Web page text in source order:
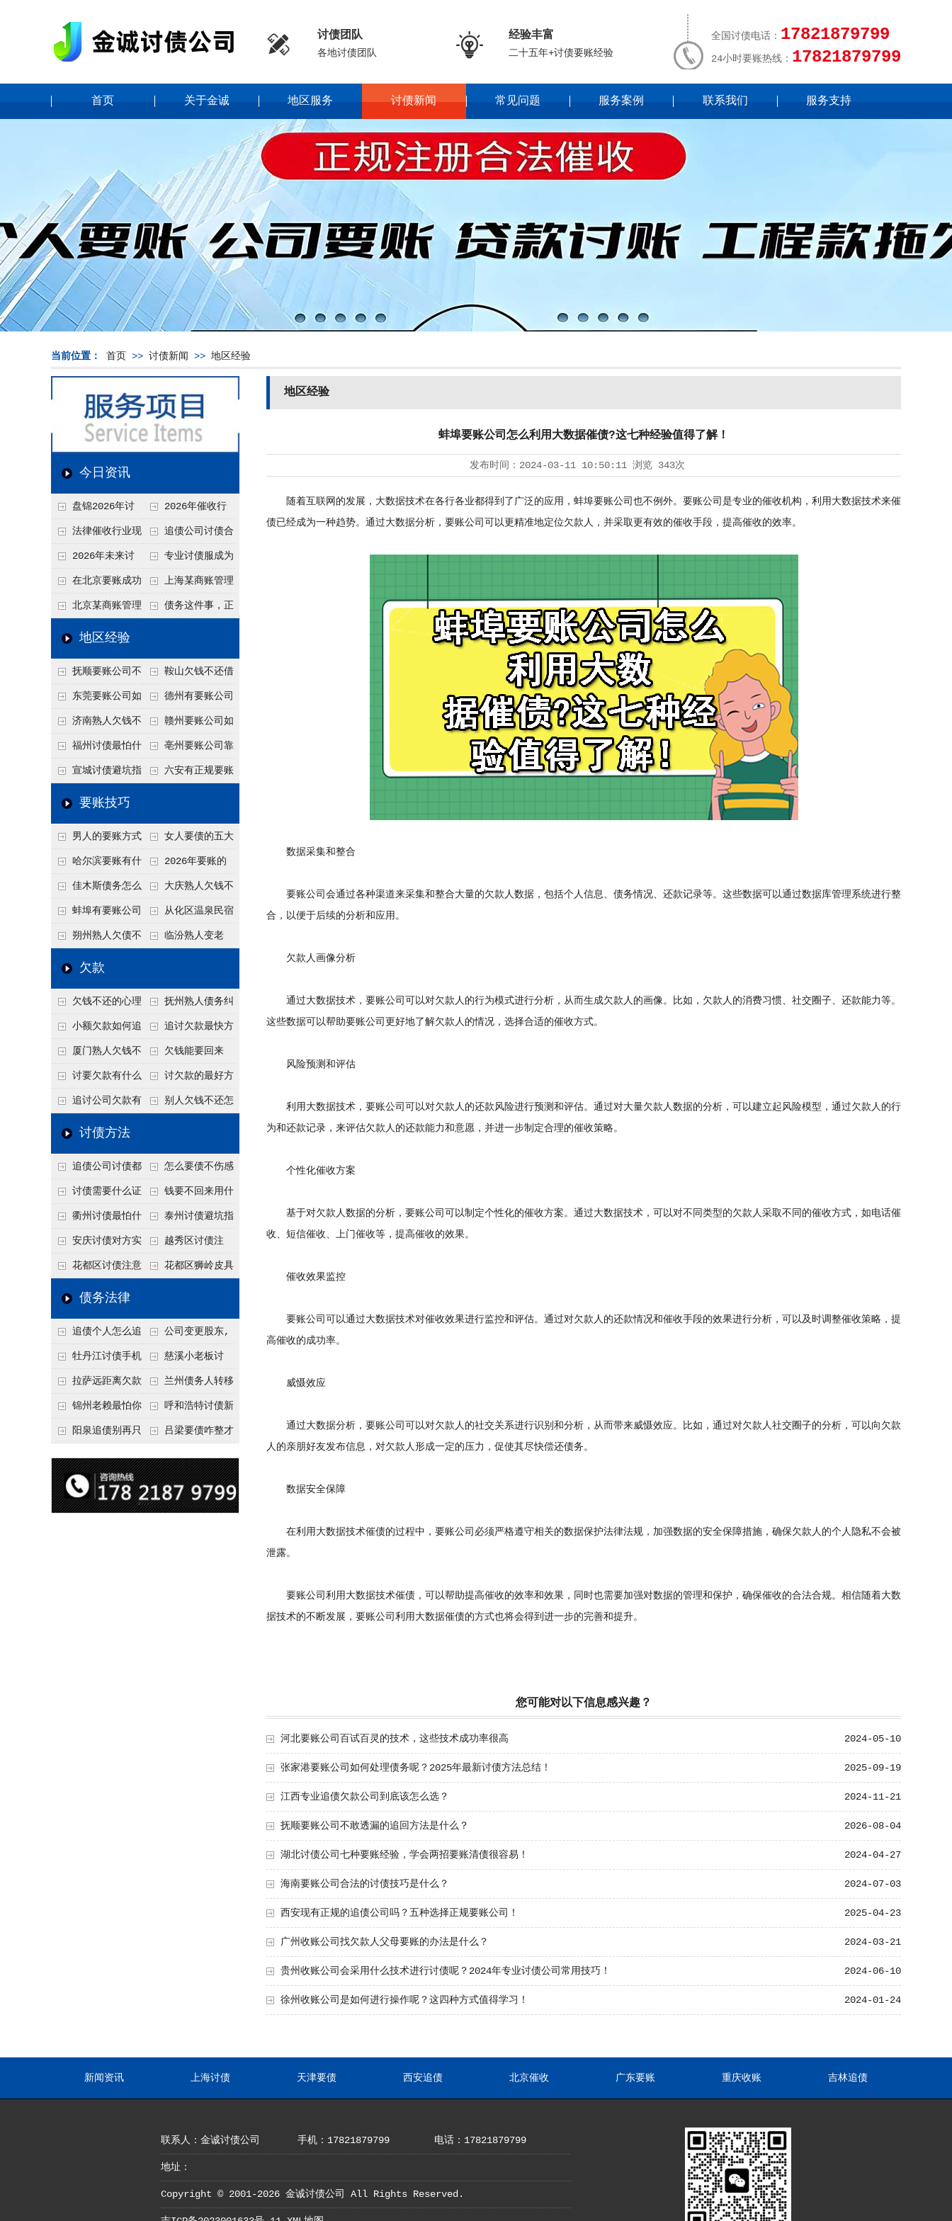
 讨债团队
各地讨债团队  经验丰富
二十五年+讨债要账经验
全国讨债电话： 17821879799
24小时要账热线： 17821879799
首页 关于金诚 地区服务 讨债新闻 常见问题 服务案例 联系我们 服务支持
当前位置： 首页 >> 讨债新闻 >> 地区经验
今日资讯
盘锦2026年讨
债新趋势
2026年催收行
业发展现状、竞争格
局及未来趋势分析
法律催收行业现
状、合规痛点与未来
发展趋势深度解析
追债公司讨债合
法方法总结
2026年未来讨
债要账公司发展趋势
专业讨债服成为
2026年的发展趋势
在北京要账成功
率高吗？未来追账公
司发展趋势引发行业
上海某商账管理
机构聚焦合规服务
北京某商账管理
服务机构持续提升合
力企业化解应收账款
难题
债务这件事，正
地区经验
抚顺要账公司不
敢透漏的追回方法是
什么？
鞍山欠钱不还借
口太多？2026年这3
句反问话术，直接把
他后路堵死
东莞要账公司如
何有效要账讨债？20
26年合法追债经验总
结！
德州有要账公司
吗？如何合法讨债才
不沾风险？
济南熟人欠钱不
还？
赣州要账公司如
何有效讨债？合法追
债四步秘籍
福州讨债最怕什
么？2026年这两个关
键细节，做错就很难
亳州要账公司靠
谱吗？合法讨债四步
宣城讨债避坑指
南：2026年这2个细
回！
六安有正规要账
要账技巧
男人的要账方式
是什么呢？
女人要债的五大
绝招,轻松搞定
哈尔滨要账有什
么合法手段？2026年
最新追账方式总结！
2026年要账的
七个小方法
佳木斯债务怎么
追回呢？2026年成功
要账就用这2招
大庆熟人欠钱不
还躲猫猫？2026年这
个“诉前调解”成功率
蚌埠有要账公司
吗？2026年这3个方
法比公司好使
从化区温泉民宿
老板借钱不还？2026
朔州熟人欠债不
还几年了，2026年用
死账变活
临汾熟人变老
打官司更好使
欠款
欠钱不还的心理
是什么？读懂欠款人
的心态催收事半功倍
抚州熟人债务纠
纷咋办？这一招好开
口
小额欠款如何追
讨
追讨欠款最快方
法是什么？
厦门熟人欠钱不
还？2026年合法秘
籍！
欠钱能要回来
吗？
讨要欠款有什么
好办法
讨欠款的最好方
法
追讨公司欠款有
哪些法律手段
别人欠钱不还怎
讨债方法
追债公司讨债都
有哪些手段
怎么要债不伤感
情？
讨债需要什么证
据
钱要不回来用什
么方法要回来
衢州讨债最怕什
么？2026年这两个关
键细节，做错就很难
泰州讨债避坑指
南：2026年这2个细
节不注意，钱很难要
安庆讨债对方实
在没钱咋办？
越秀区讨债注
意！没有借条只有微
花都区讨债注意
事项：空港物流园欠
节点”催收最有效
花都区狮岭皮具
3种合法追债路径
债务法律
追债个人怎么追
回呢？2026年最新绝
招选择！
公司变更股东,
变更前的债权债务谁
承担
牡丹江讨债手机
搞定：2026年线上立
案追债全流程，足不
出户
慈溪小老板讨
债，2026年这2个本
地行业协会出面，比
法院传票快
拉萨远距离欠款
对方在牧区联系不
上，2026年委托当地
兰州债务人转移
财产后申请破产，20
26年破产程序里还能
锦州老赖最怕你
懂这1条，2026
罪”详解，能判刑
呼和浩特讨债新
招：2026年用“律师
成本低见效快
阳泉追债别再只
类隐形财产（公积
金、保单）也能执行
吕梁要债咋整才
调解渠道，比找公司
强
地区经验
蚌埠要账公司怎么利用大数据催债?这七种经验值得了解！
发布时间： 2024-03-11 10:50:11 浏览 343次
随着互联网的发展，大数据技术在各行各业都得到了广泛的应用，蚌埠要账公司也不例外。要账公司是专业的催收机构，利用大数据技术来催
债已经成为一种趋势。通过大数据分析，要账公司可以更精准地定位欠款人，并采取更有效的催收手段，提高催收的效率。
数据采集和整合
要账公司会通过各种渠道来采集和整合大量的欠款人数据，包括个人信息、债务情况、还款记录等。这些数据可以通过数据库管理系统进行整
合，以便于后续的分析和应用。
欠款人画像分析
通过大数据技术，要账公司可以对欠款人的行为模式进行分析，从而生成欠款人的画像。比如，欠款人的消费习惯、社交圈子、还款能力等。
这些数据可以帮助要账公司更好地了解欠款人的情况，选择合适的催收方式。
风险预测和评估
利用大数据技术，要账公司可以对欠款人的还款风险进行预测和评估。通过对大量欠款人数据的分析，可以建立起风险模型，通过欠款人的行
为和还款记录，来评估欠款人的还款能力和意愿，并进一步制定合理的催收策略。
个性化催收方案
基于对欠款人数据的分析，要账公司可以制定个性化的催收方案。通过大数据技术，可以对不同类型的欠款人采取不同的催收方式，如电话催
收、短信催收、上门催收等，提高催收的效果。
催收效果监控
要账公司可以通过大数据技术对催收效果进行监控和评估。通过对欠款人的还款情况和催收手段的效果进行分析，可以及时调整催收策略，提
高催收的成功率。
威慑效应
通过大数据分析，要账公司可以对欠款人的社交关系进行识别和分析，从而带来威慑效应。比如，通过对欠款人社交圈子的分析，可以向欠款
人的亲朋好友发布信息，对欠款人形成一定的压力，促使其尽快偿还债务。
数据安全保障
在利用大数据技术催债的过程中，要账公司必须严格遵守相关的数据保护法律法规，加强数据的安全保障措施，确保欠款人的个人隐私不会被
泄露。
要账公司利用大数据技术催债，可以帮助提高催收的效率和效果，同时也需要加强对数据的管理和保护，确保催收的合法合规。相信随着大数
据技术的不断发展，要账公司利用大数据催债的方式也将会得到进一步的完善和提升。
您可能对以下信息感兴趣？
2024-05-10
河北要账公司百试百灵的技术，这些技术成功率很高
2025-09-19
张家港要账公司如何处理债务呢？2025年最新讨债方法总结！
2024-11-21
江西专业追债欠款公司到底该怎么选？
2026-08-04
抚顺要账公司不敢透漏的追回方法是什么？
2024-04-27
湖北讨债公司七种要账经验，学会两招要账清债很容易！
2024-07-03
海南要账公司合法的讨债技巧是什么？
2025-04-23
西安现有正规的追债公司吗？五种选择正规要账公司！
2024-03-21
广州收账公司找欠款人父母要账的办法是什么？
2024-06-10
贵州收账公司会采用什么技术进行讨债呢？2024年专业讨债公司常用技巧！
2024-01-24
徐州收账公司是如何进行操作呢？这四种方式值得学习！
新闻资讯 上海讨债 天津要债 西安追债 北京催收 广东要账 重庆收账 吉林追债
联系人：金诚讨债公司 手机：17821879799 电话：17821879799
地址：
Copyright © 2001-2026 金诚讨债公司 All Rights Reserved.